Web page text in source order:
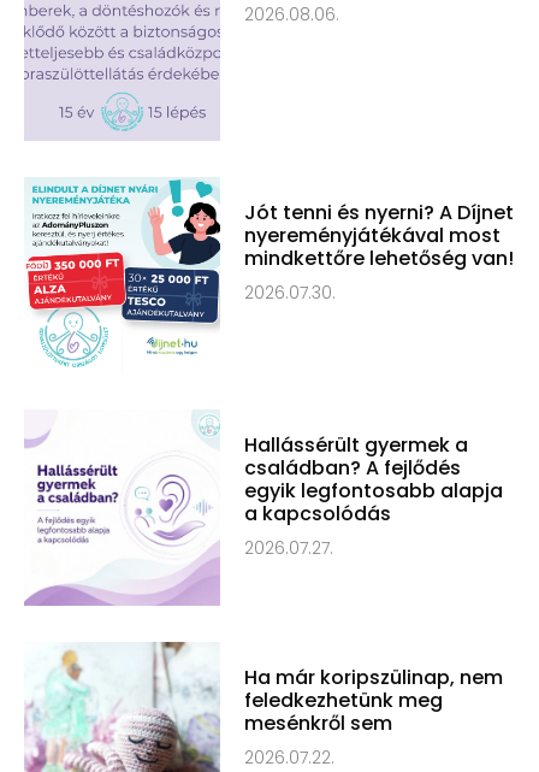
2026.08.06.
Jót tenni és nyerni? A Díjnet
nyereményjátékával most
mindkettőre lehetőség van!
2026.07.30.
Hallássérült gyermek a
családban? A fejlődés
egyik legfontosabb alapja
a kapcsolódás
2026.07.27.
Ha már koripszülinap, nem
feledkezhetünk meg
mesénkről sem
2026.07.22.